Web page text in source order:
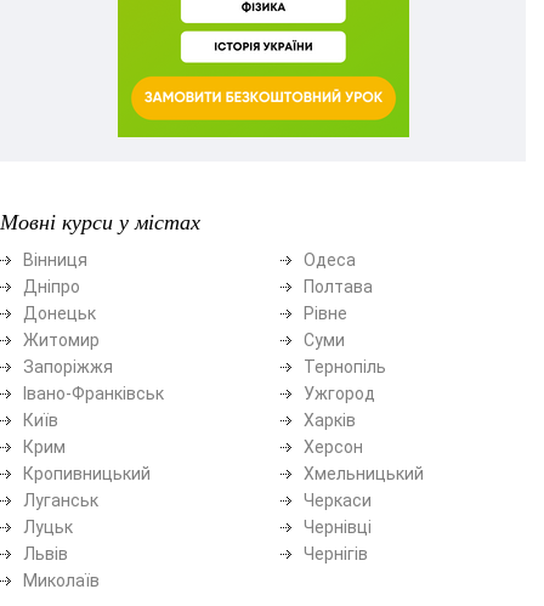
Мовні курси у містах
Вінниця
Дніпро
Донецьк
Житомир
Запоріжжя
Івано-Франківськ
Київ
Крим
Кропивницький
Луганськ
Луцьк
Львів
Миколаїв
Одеса
Полтава
Рівне
Суми
Тернопіль
Ужгород
Харків
Херсон
Хмельницький
Черкаси
Чернівці
Чернігів